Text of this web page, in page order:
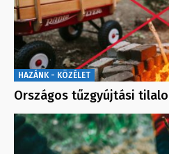
HAZÁNK - KÖZÉLET
Országos tűzgyújtási